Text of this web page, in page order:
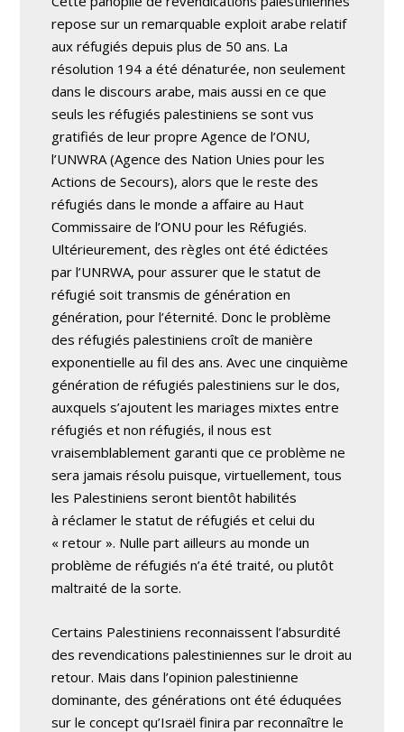
repose sur un remarquable exploit arabe relatif
aux réfugiés depuis plus de 50 ans. La
résolution 194 a été dénaturée, non seulement
dans le discours arabe, mais aussi en ce que
seuls les réfugiés palestiniens se sont vus
gratifiés de leur propre Agence de l’ONU,
l’UNWRA (Agence des Nation Unies pour les
Actions de Secours), alors que le reste des
réfugiés dans le monde a affaire au Haut
Commissaire de l’ONU pour les Réfugiés.
Ultérieurement, des règles ont été édictées
par l’UNRWA, pour assurer que le statut de
réfugié soit transmis de génération en
génération, pour l’éternité. Donc le problème
des réfugiés palestiniens croît de manière
exponentielle au fil des ans. Avec une cinquième
génération de réfugiés palestiniens sur le dos,
auxquels s’ajoutent les mariages mixtes entre
réfugiés et non réfugiés, il nous est
vraisemblablement garanti que ce problème ne
sera jamais résolu puisque, virtuellement, tous
les Palestiniens seront bientôt habilités
à réclamer le statut de réfugiés et celui du
« retour ». Nulle part ailleurs au monde un
problème de réfugiés n’a été traité, ou plutôt
maltraité de la sorte.
Certains Palestiniens reconnaissent l’absurdité
des revendications palestiniennes sur le droit au
retour. Mais dans l’opinion palestinienne
dominante, des générations ont été éduquées
sur le concept qu’Israël finira par reconnaître le